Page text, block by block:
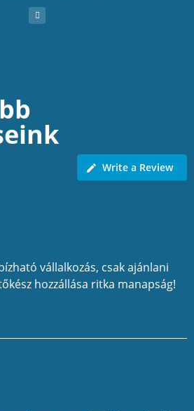
Write a Review
vállalkozás, csak ajánlani
hozzállása ritka manapság!